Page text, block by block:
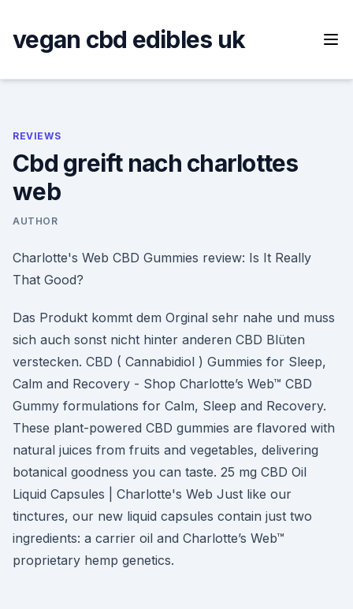
content
vegan cbd edibles uk
REVIEWS
Cbd greift nach charlottes
web
AUTHOR
Charlotte's Web CBD Gummies review: Is It Really
That Good?
Das Produkt kommt dem Orginal sehr nahe und muss
sich auch sonst nicht hinter anderen CBD Blüten
verstecken. CBD ( Cannabidiol ) Gummies for Sleep,
Calm and Recovery - Shop Charlotte’s Web™ CBD
Gummy formulations for Calm, Sleep and Recovery.
These plant-powered CBD gummies are flavored with
natural juices from fruits and vegetables, delivering
botanical goodness you can taste. 25 mg CBD Oil
Liquid Capsules | Charlotte's Web Just like our
tinctures, our new liquid capsules contain just two
ingredients: a carrier oil and Charlotte’s Web™
proprietary hemp genetics.